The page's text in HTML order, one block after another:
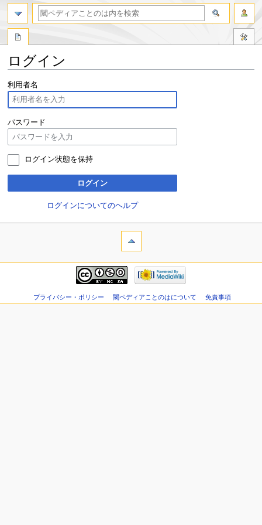
ログイン
ナ
ビ
ゲ
ー
シ
ョ
移
検
索
に
移
動
利用者名
パスワード
ログイン状態を保持
ログイン
ログインについてのヘルプ
プライバシー・ポリシー 閾ペディアことのはについて 免責事項